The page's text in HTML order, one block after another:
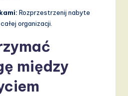
Rozprzestrzenij nabyte
organizacji.
między